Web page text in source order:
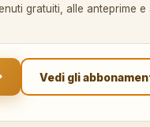
gratuiti, alle anteprime e
Vedi gli